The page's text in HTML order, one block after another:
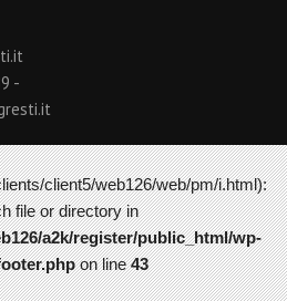
-
client5/web126/web/pm/i.html):
file or directory in
a2k/register/public_html/wp-
on line43